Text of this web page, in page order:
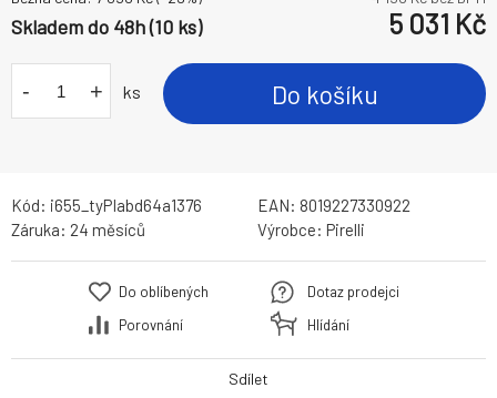
Skladem do 48h (10 ks) 5 031 Kč
- + ks Do košíku
Kód: i655_tyPIabd64a1376 EAN: 8019227330922
Záruka: 24 měsíců Výrobce: Pirelli
Do oblíbených
Porovnání
Dotaz prodejci
Hlídání
Sdílet